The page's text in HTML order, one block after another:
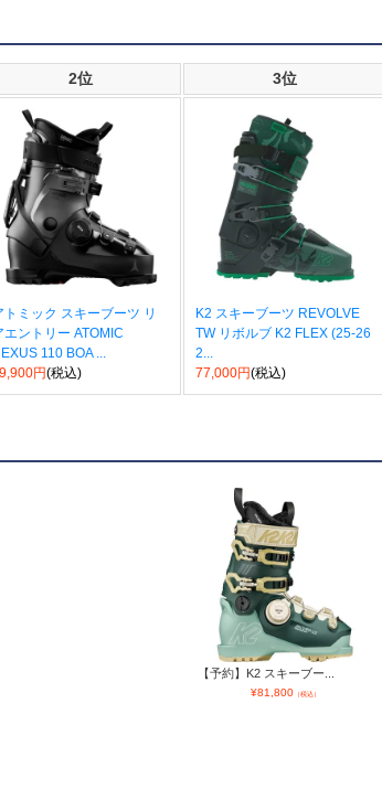
2位 3位
トミック スキーブーツ リ
エントリー ATOMIC
110 BOA ...
円(税込)
K2 スキーブーツ REVOLVE
TW リボルブ K2 FLEX (25-26
2...
77,000円(税込)
【予約】K2 スキーブー...
¥81,800（税込）